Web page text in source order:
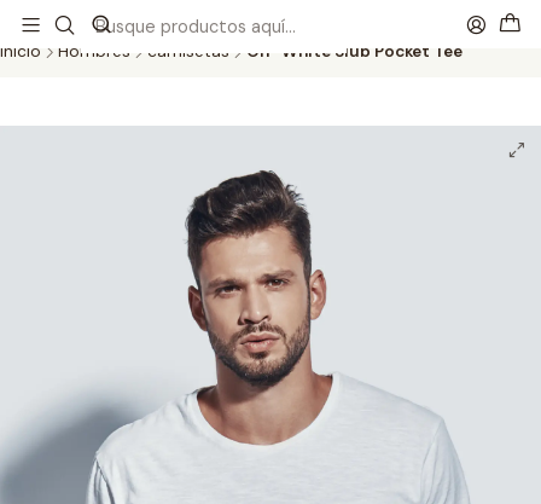
Este es el texto del slide
Inicio
Hombres camisetas Off-White Slub Pocket Tee